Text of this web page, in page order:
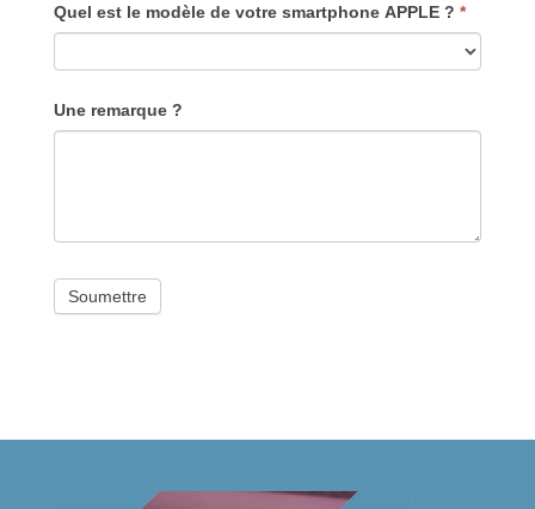
Quel est le modèle de votre smartphone APPLE ? *
Une remarque ?